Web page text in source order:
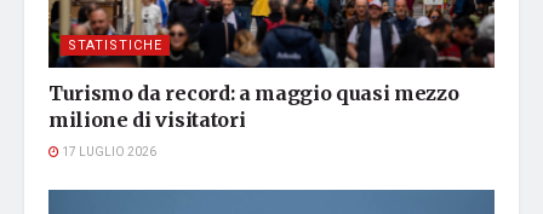
STATISTICHE
Turismo da record: a maggio quasi mezzo
milione di visitatori
17 LUGLIO 2026